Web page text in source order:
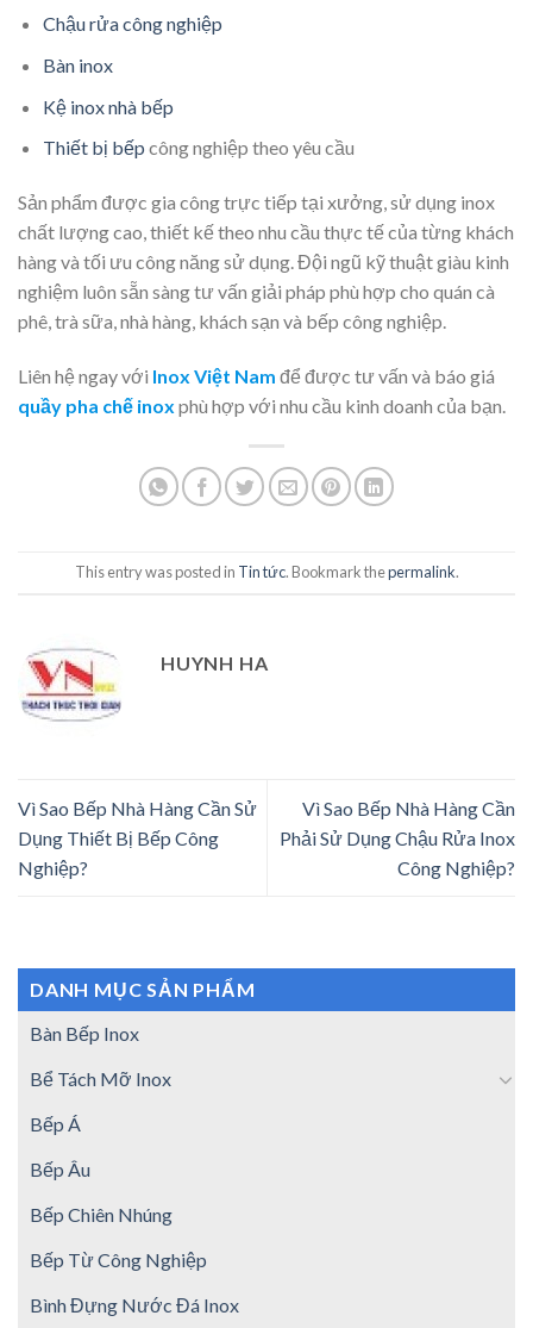
Chậu rửa công nghiệp
Bàn inox
Kệ inox nhà bếp
Thiết bị bếp công nghiệp theo yêu cầu
Sản phẩm được gia công trực tiếp tại xưởng, sử dụng inox
chất lượng cao, thiết kế theo nhu cầu thực tế của từng khách
hàng và tối ưu công năng sử dụng. Đội ngũ kỹ thuật giàu kinh
nghiệm luôn sẵn sàng tư vấn giải pháp phù hợp cho quán cà
phê, trà sữa, nhà hàng, khách sạn và bếp công nghiệp.
Liên hệ ngay với Inox Việt Nam để được tư vấn và báo giá
quầy pha chế inox phù hợp với nhu cầu kinh doanh của bạn.
This entry was posted in Tin tức. Bookmark thepermalink.
HUYNH HA
Vì Sao Bếp Nhà Hàng Cần Sử
Dụng Thiết Bị Bếp Công
Nghiệp?
Vì Sao Bếp Nhà Hàng Cần
Phải Sử Dụng Chậu Rửa Inox
Công Nghiệp?
DANH MỤC SẢN PHẨM
Bàn Bếp Inox
Bể Tách Mỡ Inox
Bếp Á
Bếp Âu
Bếp Chiên Nhúng
Bếp Từ Công Nghiệp
Bình Đựng Nước Đá Inox